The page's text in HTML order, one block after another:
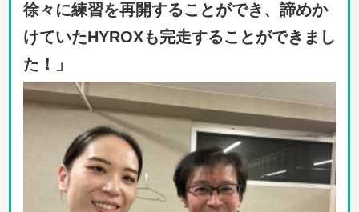
徐々に練習を再開することができ、諦めか
けていたHYROXも完走することができまし
た！」